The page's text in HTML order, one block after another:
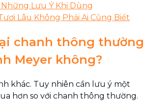
Lưu Ý Khi Dùng
Lâu Không Phải Ai Cũng Biết
chanh thông thường
Meyer không?
khác. Tuy nhiên cần lưu ý một
hơn so với chanh thông thường.